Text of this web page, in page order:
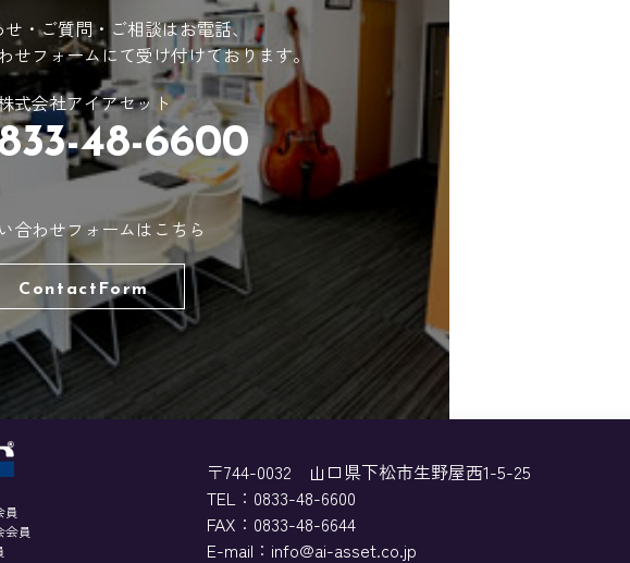
せ・ご質問・ご相談はお電話、
せフォームにて受け付けております。
式会社アイアセット
48-6600
合わせフォームはこちら
ContactForm
員
会員
〒744-0032
山口県下松市生野屋西1-5-25
TEL： 0833-48-6600
FAX：0833-48-6644
E-mail：info@ai-asset.co.jp